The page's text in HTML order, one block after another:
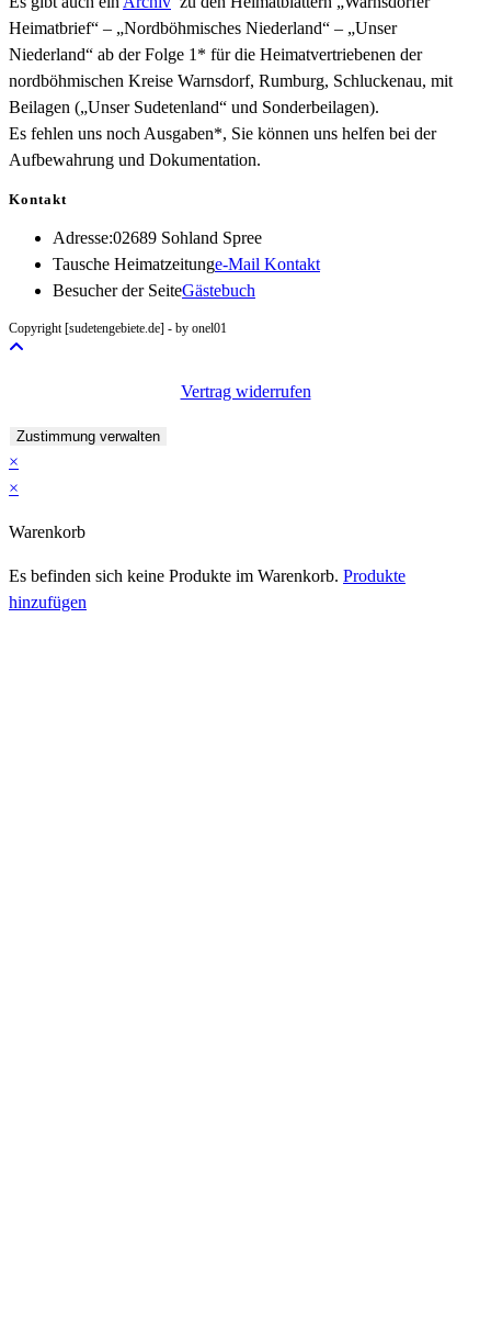
Heimatbrief“ – „Nordböhmisches Niederland“ – „Unser
Niederland“ ab der Folge 1* für die Heimatvertriebenen der
nordböhmischen Kreise Warnsdorf, Rumburg, Schluckenau, mit
Beilagen („Unser Sudetenland“ und Sonderbeilagen).
Es fehlen uns noch Ausgaben*, Sie können uns helfen bei der
Aufbewahrung und Dokumentation.
Kontakt
Adresse:02689 Sohland Spree
Tausche Heimatzeitunge-Mail KontaktOpens
Besucher der SeiteGästebuch
Copyright [sudetengebiete.de] - by onel01
Vertrag widerrufen
Zustimmung verwalten
×
×
Warenkorb
Es befinden sich keine Produkte im Warenkorb. Produkte
hinzufügen